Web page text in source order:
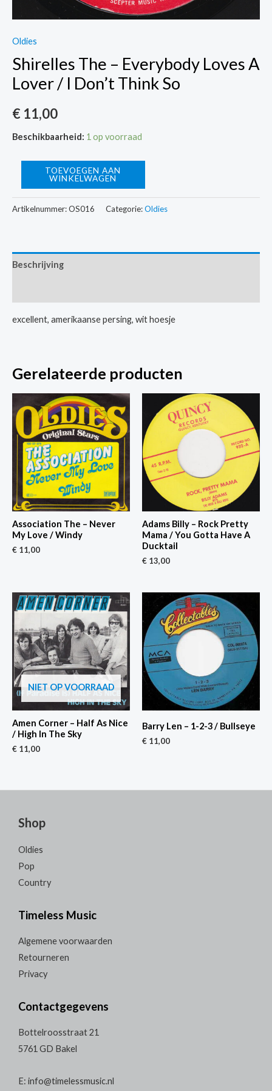
Oldies
Shirelles The – Everybody Loves A
Lover / I Don’t Think So
€ 11,00
Beschikbaarheid: 1 op voorraad
-
A
Lover
Don't
TOEVOEGEN AAN
WINKELWAGEN
Artikelnummer:OS016 Categorie:Oldies
Beschrijving
excellent, amerikaanse persing, wit hoesje
Gerelateerde producten
Association The – Never
My Love / Windy
€ 11,00
Adams Billy – Rock Pretty
Mama / You Gotta Have A
Ducktail
€ 13,00
NIET OP VOORRAAD
Amen Corner – Half As Nice
/ High In The Sky
€ 11,00
Barry Len – 1-2-3 / Bullseye
€ 11,00
Shop
Oldies
Pop
Country
Timeless Music
Algemene voorwaarden
Retourneren
Privacy
Contactgegevens
Bottelroosstraat 21
5761 GD Bakel
E: info@timelessmusic.nl